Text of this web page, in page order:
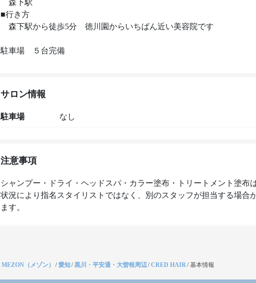
森下駅
■行き方
森下駅から徒歩5分　徳川園からいちばん近い美容院です
駐車場　５台完備
サロン情報
駐車場 なし
注意事項
シャンプー・ドライ・ヘッドスパ・カラー塗布・トリートメント塗布
状況により指名スタイリストではなく、別のスタッフが担当する場合
ます。
MEZON（メゾン） /愛知/黒川・平安通・大曽根周辺/CRED HAIR/基本情報